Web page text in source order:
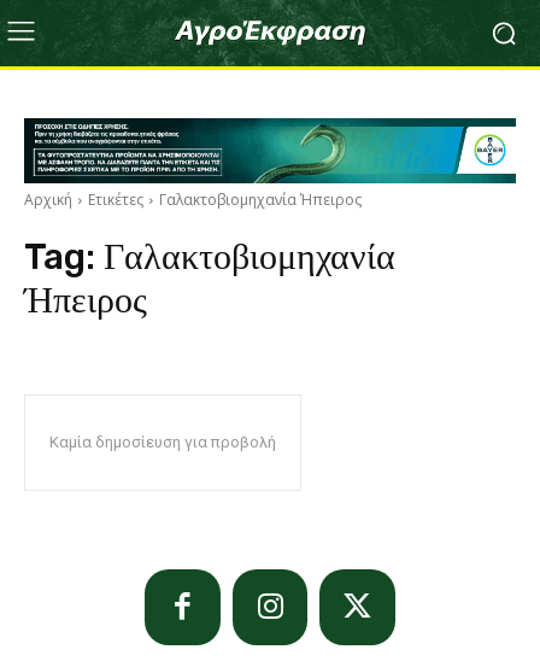
Αρχική Ετικέτες Γαλακτοβιομηχανία Ήπειρος
Tag: Γαλακτοβιομηχανία
Ήπειρος
Καμία δημοσίευση για προβολή